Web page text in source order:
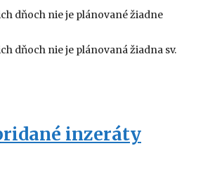
dňoch nie je plánované žiadne
dňoch nie je plánovaná žiadna sv.
inzeráty